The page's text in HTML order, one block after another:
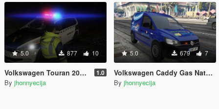
5.0 877 10
Volkswagen Touran 2016 Guardia Civil España 1.0
By jhonnyecija
5.0 679 7
Volkswagen Caddy Gas Natural España (burrito)
By jhonnyecija